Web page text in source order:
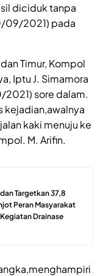
diciduk tanpa
09/2021) pada
Timur, Kompol
Iptu J. Simamora
2021) sore dalam.
kejadian,awalnya
kaki menuju ke
M. Arifin.
Targetkan 37,8
Peran Masyarakat
Drainase